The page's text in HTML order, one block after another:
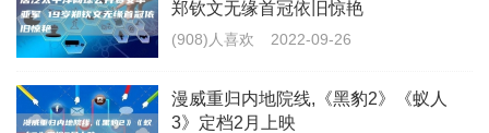
郑钦文无缘首冠依旧惊艳
(908)人喜欢 2022-09-26
漫威重归内地院线,《黑豹2》《蚁人
3》定档2月上映